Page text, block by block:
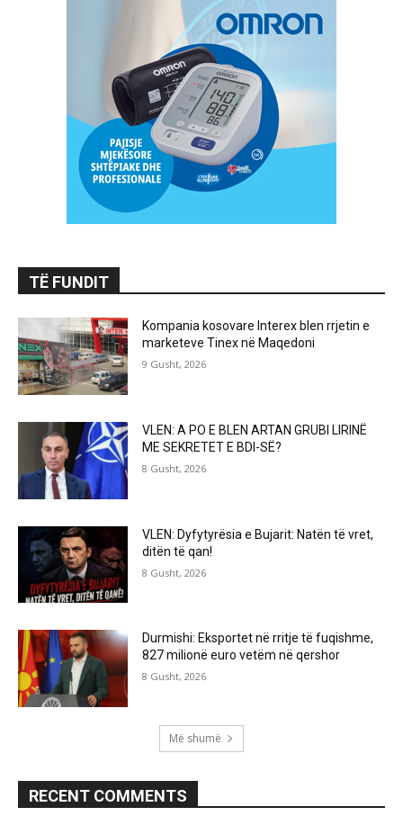
TË FUNDIT
Kompania kosovare Interex blen rrjetin e
marketeve Tinex në Maqedoni
9 Gusht, 2026
VLEN: A PO E BLEN ARTAN GRUBI LIRINË
ME SEKRETET E BDI-SË?
8 Gusht, 2026
VLEN: Dyfytyrësia e Bujarit: Natën të vret,
ditën të qan!
8 Gusht, 2026
Durmishi: Eksportet në rritje të fuqishme,
827 milionë euro vetëm në qershor
8 Gusht, 2026
Më shumë
RECENT COMMENTS